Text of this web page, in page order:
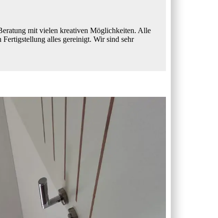
mit vielen kreativen Möglichkeiten. Alle
alles gereinigt. Wir sind sehr